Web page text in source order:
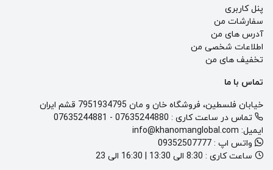
پنل کاربری
سفارشات من
آدرس های من
اطلاعات شخصی من
تخفیف های من
تماس با ما
خیابان فلسطین، فروشگاه خان و مان 7951934795 قشم ایران
تماس در ساعت کاری : 07635244880
-
07635244881
ایمیل: info@khanomanglobal.com
واتس اپ : 09352507777
ساعت کاری : 8:30 الی 13:30 | 16:30 الی 23